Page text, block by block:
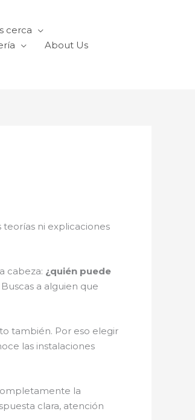
cerca
About Us
ni explicaciones
cabeza: ¿quién puede
a alguien que
también. Por eso elegir
las instalaciones
la
clara, atención